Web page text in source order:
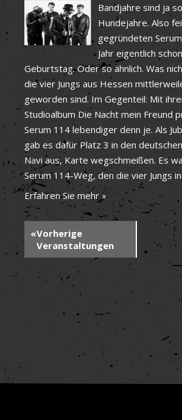
Bandjahre sind ja
Hundejahre. Also
gegründeten
Jahr eigentlich
Geburtstag. Oder so ähnlich. Was
die vier Jungs aus Hessen
geworden sind. Im Gegenteil: Mit
Studioalbum Die Nacht mein Freund
Serum 114 lebendiger denn je. Als
gab es dafür Platz 3 in den
Navi aus, Karte wegschmeißen. Es
Serum 114-Weg, den die vier Jungs
Erfahren Sie mehr »
«Vorherige
Veranstaltungen